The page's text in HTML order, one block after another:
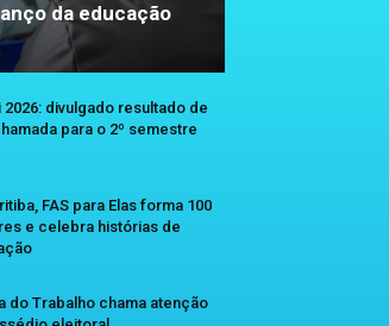
da educação
2026: divulgado resultado de
para o 2º semestre
FAS para Elas forma 100
e celebra histórias de
do Trabalho chama atenção